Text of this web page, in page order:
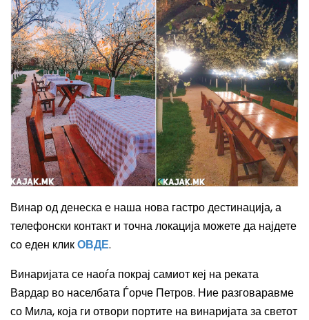
Винар од денеска е наша нова гастро дестинација,а
телефонски контакт и точна локација можете да најдете
со еден кликОВДЕ.
Винаријатасе наоѓа покрај самиот кеј на реката
Вардар во населбата Ѓорче Петров. Ние разговаравме
со Мила, која ги отвори портите на винаријата за светот